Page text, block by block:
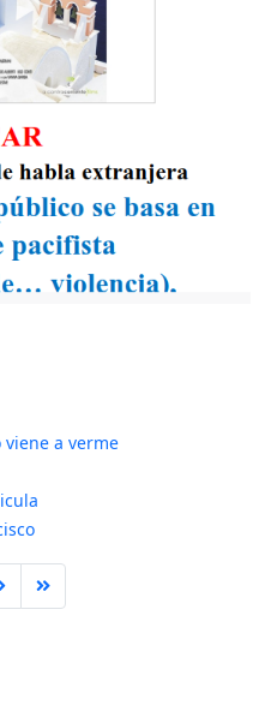
viene a verme